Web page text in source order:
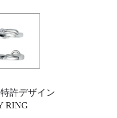
許デザイン
RING